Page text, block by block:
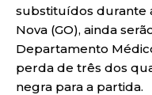
substituídos durante
Nova (GO), ainda
Departamento
perda de três dos
negra para a partida.